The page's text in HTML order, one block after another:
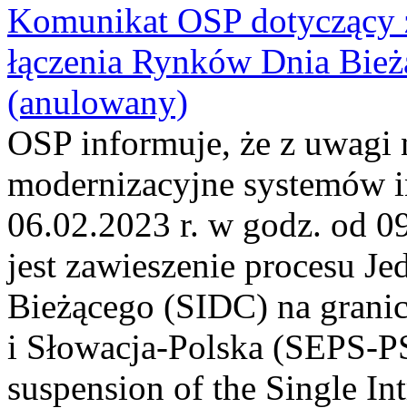
Komunikat OSP dotyczący
łączenia Rynków Dnia
(anulowany)
OSP informuje, że z uwagi
modernizacyjne
06.02.2023 r. w godz. od
jest zawieszenie procesu
Bieżącego (SIDC) na
i Słowacja-Polska (SEPS-
suspension of the Single